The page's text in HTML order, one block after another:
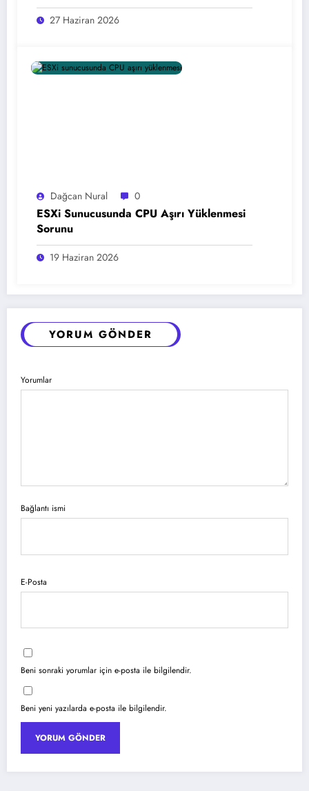
27 Haziran 2026
Dağcan Nural 0
ESXi Sunucusunda CPU Aşırı Yüklenmesi
Sorunu
19 Haziran 2026
YORUM GÖNDER
Yorumlar
Bağlantı ismi
E-Posta
Beni sonraki yorumlar için e-posta ile bilgilendir.
Beni yeni yazılarda e-posta ile bilgilendir.